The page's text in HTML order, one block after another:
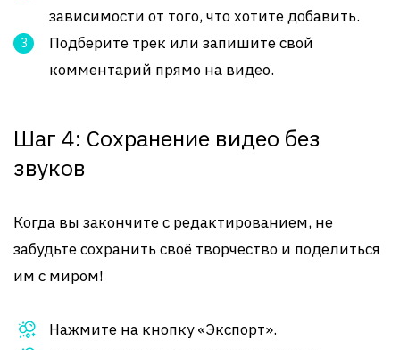
зависимости от того, что хотите добавить.
Подберите трек или запишите свой
комментарий прямо на видео.
Шаг 4: Сохранение видео без
звуков
Когда вы закончите с редактированием, не
забудьте сохранить своё творчество и поделиться
им с миром!
Нажмите на кнопку «Экспорт».